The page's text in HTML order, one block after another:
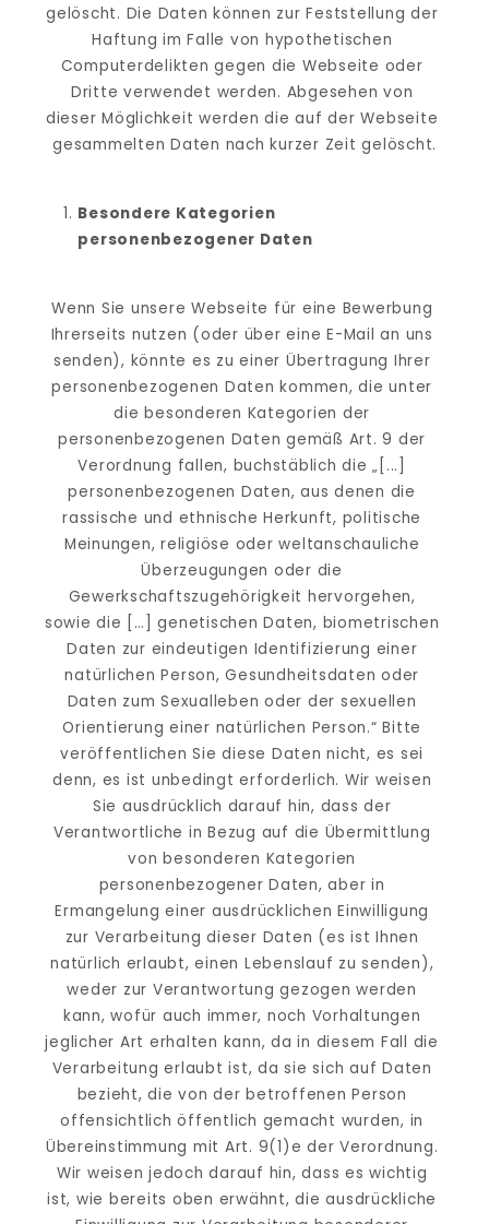
gelöscht. Die Daten können zur Feststellung der
Haftung im Falle von hypothetischen
Computerdelikten gegen die Webseite oder
Dritte verwendet werden. Abgesehen von
dieser Möglichkeit werden die auf der Webseite
gesammelten Daten nach kurzer Zeit gelöscht.
Besondere Kategorien
personenbezogener Daten
Wenn Sie unsere Webseite für eine Bewerbung
Ihrerseits nutzen (oder über eine E-Mail an uns
senden), könnte es zu einer Übertragung Ihrer
personenbezogenen Daten kommen, die unter
die besonderen Kategorien der
personenbezogenen Daten gemäß Art. 9 der
Verordnung fallen, buchstäblich die „[...]
personenbezogenen Daten, aus denen die
rassische und ethnische Herkunft, politische
Meinungen, religiöse oder weltanschauliche
Überzeugungen oder die
Gewerkschaftszugehörigkeit hervorgehen,
sowie die […] genetischen Daten, biometrischen
Daten zur eindeutigen Identifizierung einer
natürlichen Person, Gesundheitsdaten oder
Daten zum Sexualleben oder der sexuellen
Orientierung einer natürlichen Person.“ Bitte
veröffentlichen Sie diese Daten nicht, es sei
denn, es ist unbedingt erforderlich. Wir weisen
Sie ausdrücklich darauf hin, dass der
Verantwortliche in Bezug auf die Übermittlung
von besonderen Kategorien
personenbezogener Daten, aber in
Ermangelung einer ausdrücklichen Einwilligung
zur Verarbeitung dieser Daten (es ist Ihnen
natürlich erlaubt, einen Lebenslauf zu senden),
weder zur Verantwortung gezogen werden
kann, wofür auch immer, noch Vorhaltungen
jeglicher Art erhalten kann, da in diesem Fall die
Verarbeitung erlaubt ist, da sie sich auf Daten
bezieht, die von der betroffenen Person
offensichtlich öffentlich gemacht wurden, in
Übereinstimmung mit Art. 9(1)e der Verordnung.
Wir weisen jedoch darauf hin, dass es wichtig
ist, wie bereits oben erwähnt, die ausdrückliche